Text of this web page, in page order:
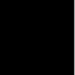
India y Natraj